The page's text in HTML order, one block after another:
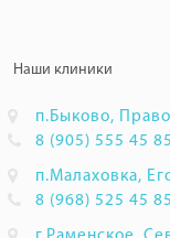
Наши клиники
п.Быково,
8 (905) 555 45 85
п.Малаховка,
8 (968) 525 45 85